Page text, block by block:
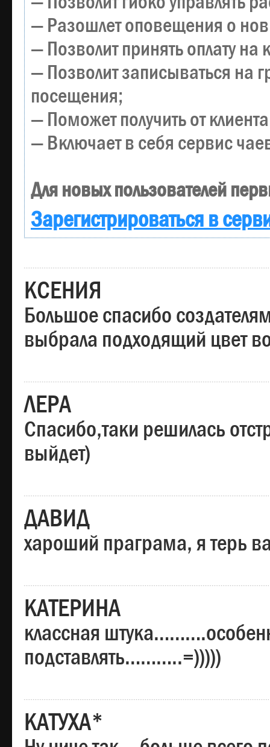
— Разошлет оповещения о
— Позволит принять оплату
— Позволит записываться на
посещения;
— Поможет получить от
— Включает в себя сервис
Для новых пользователей
Зарегистрироваться в
КСЕНИЯ
Большое спасибо
выбрала подходящий цвет
ЛЕРА
Спасибо,таки решилась
выйдет)
ДАВИД
хароший праграма, я терь
КАТЕРИНА
классная
подставлять………..=)))))
КАТУХА*